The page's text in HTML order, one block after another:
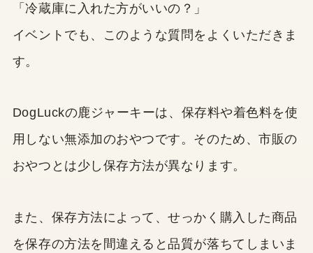
「冷蔵庫に入れた方がいいの？」
イベントでも、このような質問をよくいただきま
す。
DogLuckの鹿ジャーキーは、保存料や着色料を使
用しない無添加のおやつです。そのため、市販の
おやつとは少し保存方法が異なります。
また、保存方法によって、せっかく購入した商品
を保存の方法を間違えると品質が落ちてしまいま